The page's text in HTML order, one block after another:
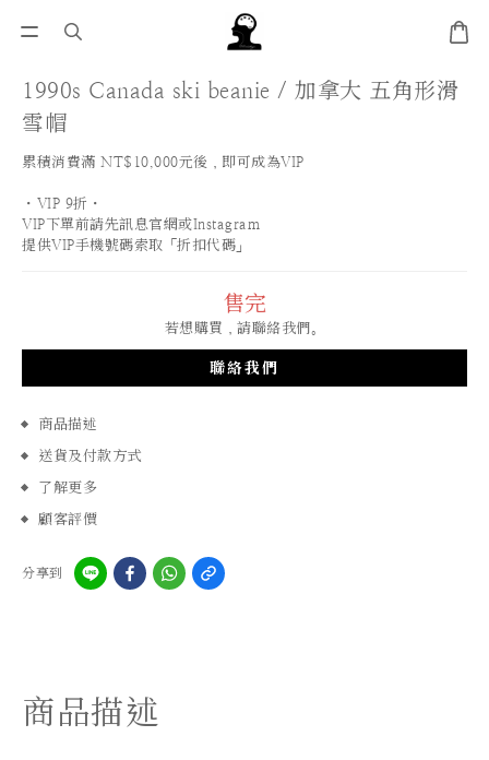
1990s Canada ski beanie / 加拿大 五角形滑
雪帽
累積消費滿 NT$10,000元後，即可成為VIP
・VIP 9折・
VIP下單前請先訊息官網或Instagram
提供VIP手機號碼索取「折扣代碼」
售完
若想購買，請聯絡我們。
聯絡我們
商品描述
送貨及付款方式
了解更多
顧客評價
分享到
商品描述